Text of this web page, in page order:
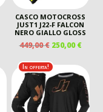
PREZZO
ATTUALE
109,00 €.
CASCO MOTOCROSS
JUST1 J22-F FALCON
NERO GIALLO GLOSS
449,00€ IL
ORIGINALE
ERA:
449,00 €.
250,00€IL
È:
In offerta!